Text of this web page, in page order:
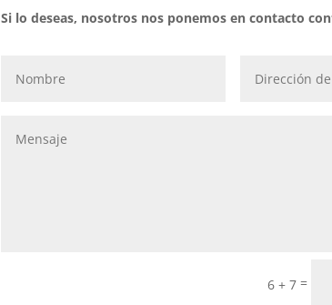
Si lo deseas, nosotros nos ponemos en contacto
6 + 7=